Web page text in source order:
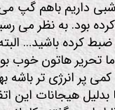
داریم باهم گپ می
بود. به نظر می
کرده باشید…
تحریر هاتون خوب
پر انرژی تر باشه
هیجانات این